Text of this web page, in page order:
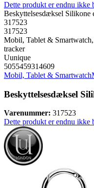
Dette produkt er endnu ikke
Beskyttelsesdæksel Silikone
317523
317523
Mobil, Tablet &
tracker
Uunique
5055459314609
Mobil, Tablet & Smartwatch
Beskyttelsesdæksel
Varenummer: 317523
Dette produkt er endnu ikke